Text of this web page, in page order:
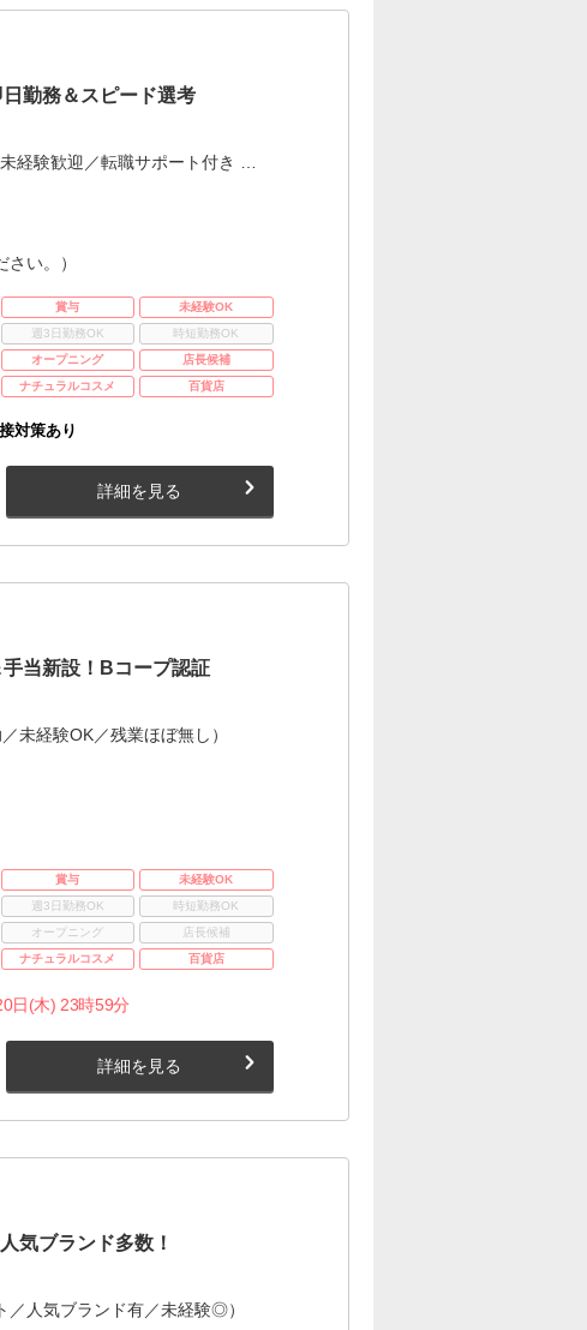
勤務＆スピード選考
経験歓迎／転職サポート付き …
い。）
賞与
未経験OK
週3日勤務OK
時短勤務OK
オープニング
店長候補
ナチュラルコスメ 百貨店
対策あり
詳細を見る
当新設！Bコープ認証
未経験OK／残業ほぼ無し）
賞与
未経験OK
週3日勤務OK
時短勤務OK
オープニング
店長候補
ナチュラルコスメ 百貨店
日(木) 23時59分
詳細を見る
気ブランド多数！
／人気ブランド有／未経験◎）